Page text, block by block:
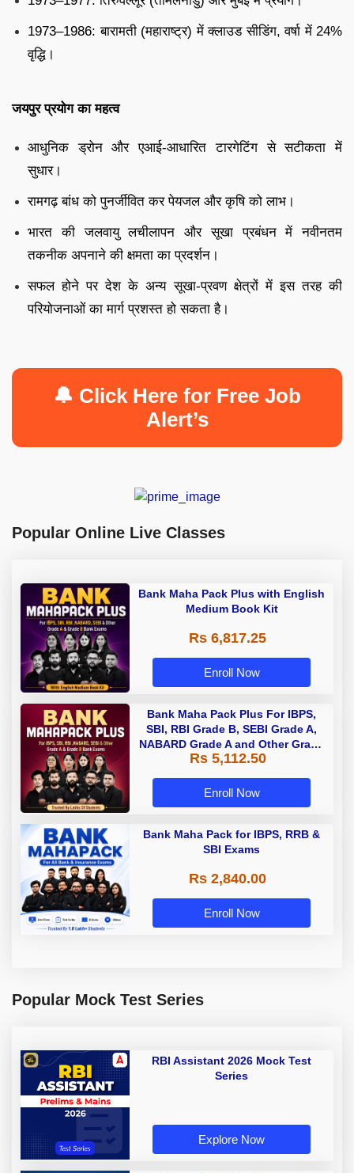
1973–1986: बारामती (महाराष्ट्र) में क्लाउड सीडिंग, वर्षा में 24%
वृद्धि।
जयपुर प्रयोग का महत्व
आधुनिक ड्रोन और एआई-आधारित टारगेटिंग से सटीकता में
सुधार।
रामगढ़ बांध को पुनर्जीवित कर पेयजल और कृषि को लाभ।
भारत की जलवायु लचीलापन और सूखा प्रबंधन में नवीनतम
तकनीक अपनाने की क्षमता का प्रदर्शन।
सफल होने पर देश के अन्य सूखा-प्रवण क्षेत्रों में इस तरह की
परियोजनाओं का मार्ग प्रशस्त हो सकता है।
🔔 Click Here for Free Job
Alert’s
Popular Online Live Classes
Bank Maha Pack Plus with English
Medium Book Kit
Rs 6,817.25
Enroll Now
Bank Maha Pack Plus For IBPS,
SBI, RBI Grade B, SEBI Grade A,
NABARD Grade A and Other Grade
A & Grade B Bank Exams
Rs 5,112.50
Enroll Now
Bank Maha Pack for IBPS, RRB &
SBI Exams
Rs 2,840.00
Enroll Now
Popular Mock Test Series
RBI Assistant 2026 Mock Test
Series
Explore Now